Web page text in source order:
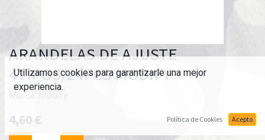
ARANDELAS DE AJUSTE
4TIPOS/24PCS MODIFY
Marca:
4,60€
Utilizamos cookies para garantizarle una mejor
experiencia.
Política de Cookies Acepto